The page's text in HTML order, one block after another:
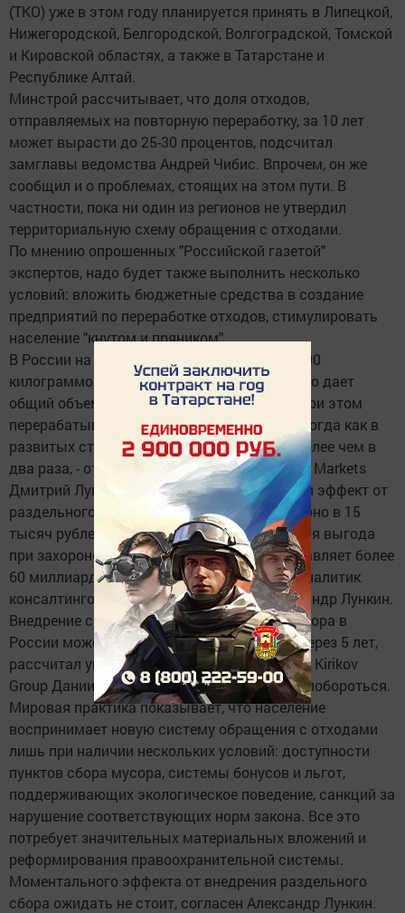
(ТКО) уже в этом году планируется принять в Липецкой,
Нижегородской, Белгородской, Волгоградской, Томской
и Кировской областях, а также в Татарстане и
Республике Алтай.
Минстрой рассчитывает, что доля отходов,
отправляемых на повторную переработку, за 10 лет
может вырасти до 25-30 процентов, подсчитал
замглавы ведомства Андрей Чибис. Впрочем, он же
сообщил и о проблемах, стоящих на этом пути. В
частности, пока ни один из регионов не утвердил
территориальную схему обращения с отходами.
По мнению опрошенных "Российской газетой"
экспертов, надо будет также выполнить несколько
условий: вложить бюджетные средства в создание
предприятий по переработке отходов, стимулировать
население "кнутом и пряником".
В России на одного человека приходится 400
килограммов твердых бытовых отходов, что дает
общий объем в 60 миллионов тонн в год. "При этом
перерабатывается не более 15 процентов, тогда как в
развитых странах этот показатель выше более чем в
два раза, - отмечает аналитик компании IFC Markets
Дмитрий Лукашов. - В денежном выражении эффект от
раздельного сбора ТКО я бы оценил примерно в 15
тысяч рублей на тонну". При этом упущенная выгода
при захоронении такого рода отходов составляет более
60 миллиардов рублей ежегодно, считает аналитик
консалтинговой группы "НЭО Центр" Александр Лункин.
Внедрение системы раздельного сбора мусора в
России может окупиться приблизительно через 5 лет,
рассчитал управляющий партнер компании Kirikov
Group Даниил Кириков. Но за это придется побороться.
Мировая практика показывает, что население
воспринимает новую систему обращения с отходами
лишь при наличии нескольких условий: доступности
пунктов сбора мусора, системы бонусов и льгот,
поддерживающих экологическое поведение, санкций за
нарушение соответствующих норм закона. Все это
потребует значительных материальных вложений и
реформирования правоохранительной системы.
Моментального эффекта от внедрения раздельного
сбора ожидать не стоит, согласен Александр Лункин.